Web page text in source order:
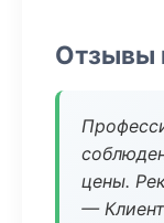
Отзывы
цены.
—